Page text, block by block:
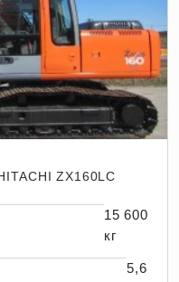
ZX160LC
15 600
кг
5,6